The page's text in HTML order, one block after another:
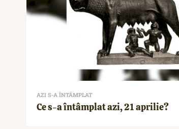
AZI S-A ÎNTÂMPLAT
Ce s-a întâmplat azi, 21 aprilie?